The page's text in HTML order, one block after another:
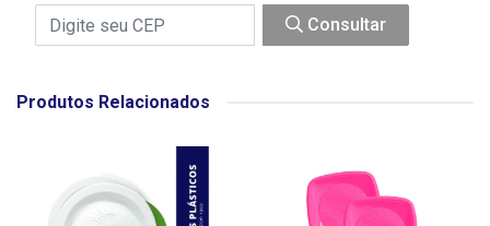
Consultar
Produtos Relacionados